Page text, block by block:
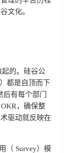
文化。
起的。硅谷公
都是自顶而下
后有每个部门
，确保整
驱动就反映在
（ Survey）模